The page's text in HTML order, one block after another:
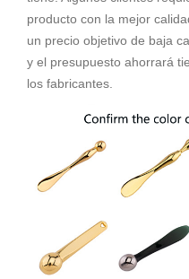
producto con la mejor
un precio objetivo de baja
y el presupuesto ahorrará
los fabricantes.